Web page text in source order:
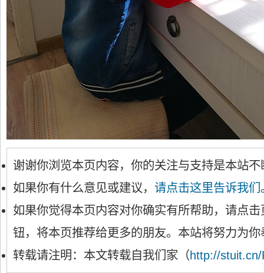
谢谢你浏览本页内容，你的关注与支持是本站
如果你有什么意见或建议， 请点击这里告诉我们
如果你觉得本页内容对你确实有所帮助，请点
钮，将本页推荐给更多的朋友。本站将努力为
转载请注明：本文转载自我们家（ http://